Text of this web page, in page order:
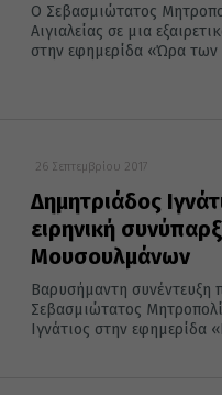
Ο Σεβασμιώτατος
Αιγιαλείας σε μια
στην εφημερίδα «Ώρα
26 Σεπτεμβρίου 2017
Δημητριάδος
ειρηνική
Μουσουλμάνων
Βαρυσήμαντη συνέντευξη
Σεβασμιώτατος
Ιγνάτιος στην εφημερίδα